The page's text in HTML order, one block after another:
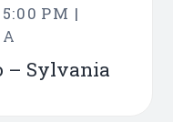
PM |
– Sylvania